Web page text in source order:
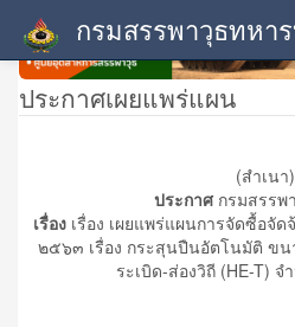
กรมสรรพาวุธทหา
ประกาศเผยแพร่แผน
(สำเนา)
ประกาศกรมสรรพ
เรื่อง เรื่อง เผยแพร่แผนการจัดซื้อจั
๒๕๖๓ เรื่อง กระสุนปืนอัตโนมัติ ข
ระเบิด-ส่องวิถี (HE-T)